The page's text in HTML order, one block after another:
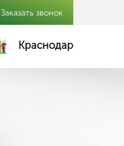
Заказать звонок
Краснодар